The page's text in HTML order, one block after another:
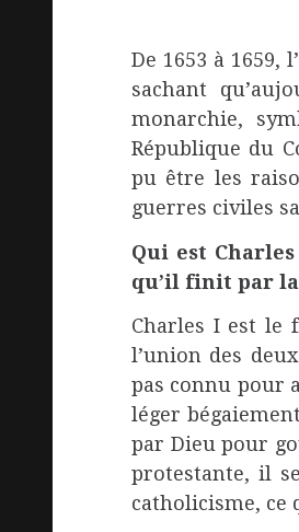
De 1653 à
sachant
monarchie,
République du
pu être les
guerres civiles
Qui est
qu’il finit par
Charles I est le
l’union des
pas connu pour
léger
par Dieu pour
protestante, il
catholicisme, ce